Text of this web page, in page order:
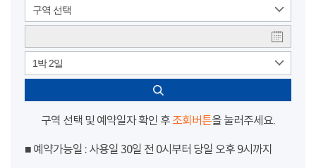
구역 선택
1박 2일
구역 선택 및 예약일자 확인 후 조회버튼을 눌러주세요.
■ 예약가능일 : 사용일 30일 전 0시부터 당일 오후 9시까지